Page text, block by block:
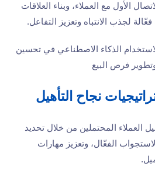
الأول مع العملاء، وبناء العلاقات
لجذب الانتباه وتعزيز التفاعل.
الذكاء الاصطناعي في تحسين
فرص البيع
نجاح التأهيل
العملاء المحتملين من خلال تحديد
الفعّال، وتعزيز مهارات